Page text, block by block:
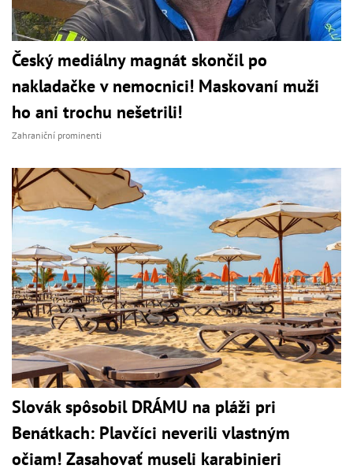
Český mediálny magnát skončil po
nakladačke v nemocnici! Maskovaní muži
ho ani trochu nešetrili!
Zahraniční prominenti
Slovák spôsobil DRÁMU na pláži pri
Benátkach: Plavčíci neverili vlastným
očiam! Zasahovať museli karabinieri